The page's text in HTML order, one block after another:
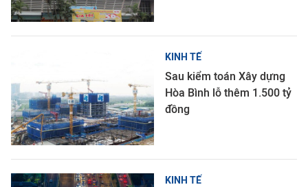
KINH TẾ
Sau kiểm toán Xây dựng
Hòa Bình lỗ thêm 1.500 tỷ
đồng
KINH TẾ